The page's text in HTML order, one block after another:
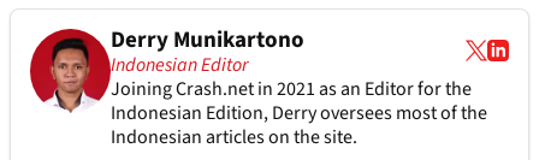
Derry Munikartono
Indonesian Editor
Joining Crash.net in 2021 as an Editor for the
Indonesian Edition, Derry oversees most of the
Indonesian articles on the site.